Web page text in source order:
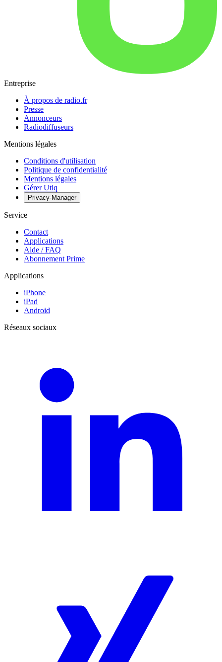
Entreprise
À propos de radio.fr
Presse
Annonceurs
Radiodiffuseurs
Mentions légales
Conditions d'utilisation
Politique de confidentialité
Mentions légales
Gérer Utiq
Privacy-Manager
Service
Contact
Applications
Aide / FAQ
Abonnement Prime
Applications
iPhone
iPad
Android
Réseaux sociaux